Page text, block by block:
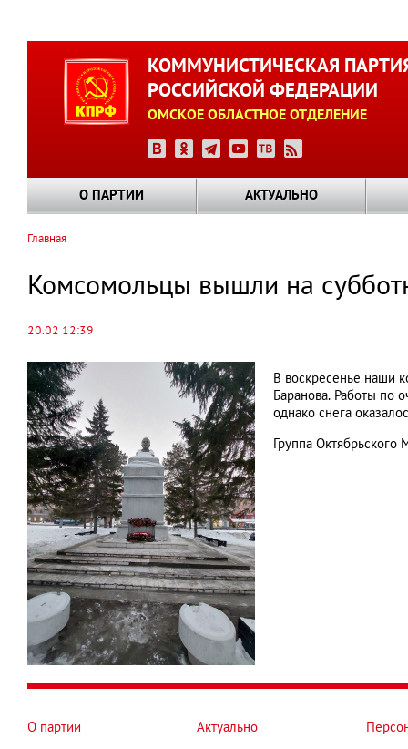
КОММУНИСТИЧЕСКАЯ
РОССИЙСКОЙ ФЕДЕРАЦИИ
ОМСКОЕ ОБЛАСТНОЕ ОТДЕЛЕНИЕ
О ПАРТИИ АКТУАЛЬНО
навигации
Главная
Комсомольцы вышли на
20.02 12:39
В воскресенье наши
Баранова. Работы по
однако снега
Группа
О партии Актуально